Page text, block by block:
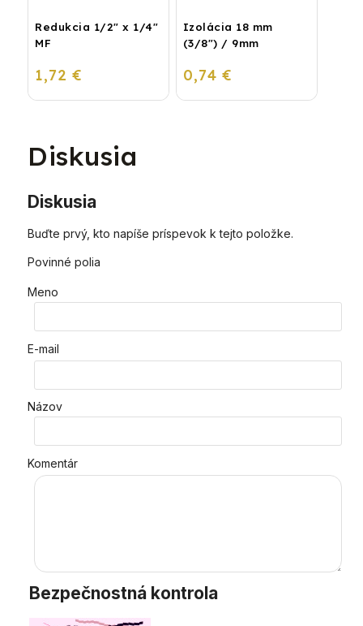
Redukcia 1/2" x 1/4"
MF
1,72 €
Izolácia 18 mm
(3/8") / 9mm
0,74 €
Diskusia
Diskusia
Buďte prvý, kto napíše príspevok k tejto položke.
Povinné polia
Meno
E-mail
Názov
Komentár
Bezpečnostná kontrola